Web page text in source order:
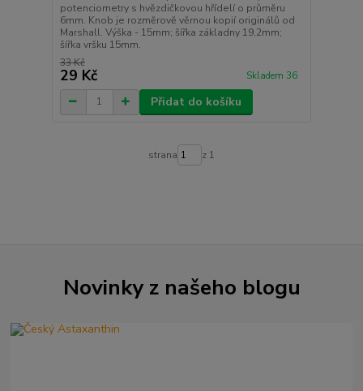
potenciometry s hvězdičkovou hřídelí o průměru
6mm. Knob je rozměrově věrnou kopií originálů od
Marshall. Výška - 15mm; šířka základny 19,2mm;
šířka vršku 15mm.
33 Kč
29 Kč Skladem 36
Přidat do košíku
strana z 1
Novinky z našeho blogu